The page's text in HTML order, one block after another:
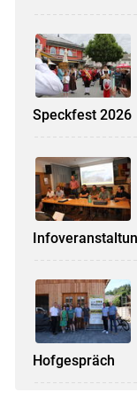
Speckfest 2026
Hofgespräch